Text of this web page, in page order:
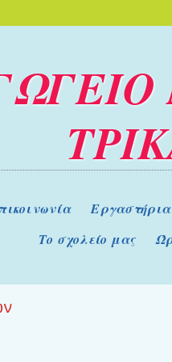
Εργαστήρια
Το σχολείο μας